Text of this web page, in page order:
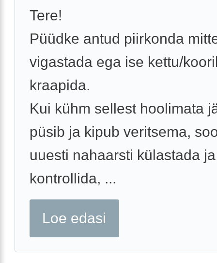
Tere!
Püüdke antud piirkonda
vigastada ega ise kettu/
kraapida.
Kui kühm sellest hoolimata
püsib ja kipub veritsema,
uuesti nahaarsti külastada ja
kontrollida, ...
Loe edasi